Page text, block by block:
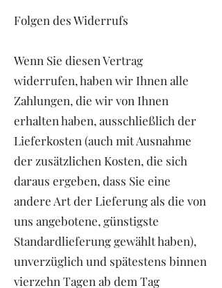
Folgen des Widerrufs
Wenn Sie diesen Vertrag
widerrufen, haben wir Ihnen alle
Zahlungen, die wir von Ihnen
erhalten haben, ausschließlich der
Lieferkosten (auch mit Ausnahme
der zusätzlichen Kosten, die sich
daraus ergeben, dass Sie eine
andere Art der Lieferung als die von
uns angebotene, günstigste
Standardlieferung gewählt haben),
unverzüglich und spätestens binnen
vierzehn Tagen ab dem Tag